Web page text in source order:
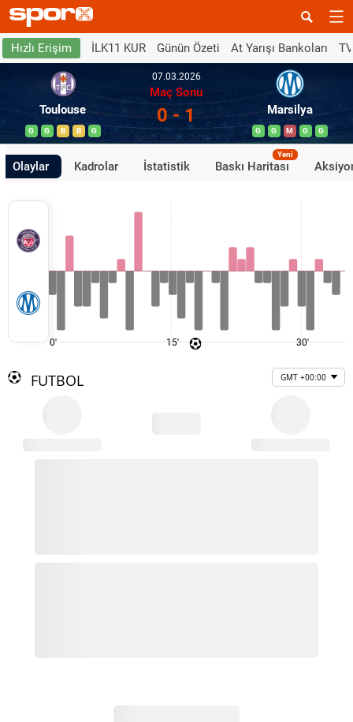
Hızlı Erişim İLK11 KUR Günün Özeti At Yarışı Bankoları
Toulouse
G G B B G
07.03.2026
Maç Sonu
0 - 1 Marsilya
G G M G G
Olaylar Kadrolar İstatistik Baskı Haritası
Yeni
0' 15' 30'
FUTBOL GMT +00:00